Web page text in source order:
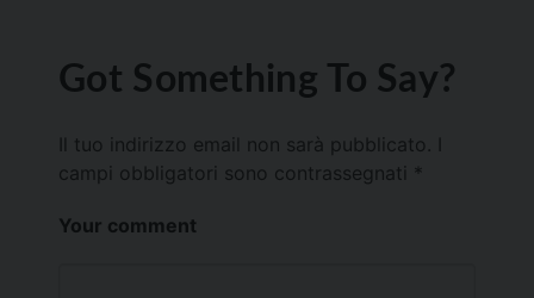
Got Something To Say?
Il tuo indirizzo email non sarà pubblicato.
campi obbligatori sono contrassegnati *
Your comment